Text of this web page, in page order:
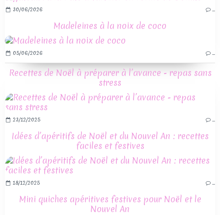
30/06/2026 …
Madeleines à la noix de coco
05/06/2026 …
Recettes de Noël à préparer à l’avance - repas sans
stress
23/12/2025 …
Idées d’apéritifs de Noël et du Nouvel An : recettes
faciles et festives
18/12/2025 …
Mini quiches apéritives festives pour Noël et le
Nouvel An